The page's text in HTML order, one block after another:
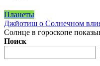
Планеты
Джйотиш о Солнечном
Солнце в гороскопе
Поиск